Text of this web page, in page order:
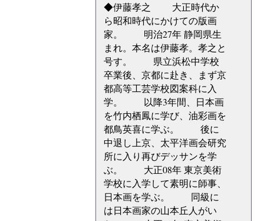
◆伊藤孝之 大正時代か
ら昭和時代にかけての版画
家。 明治27年 静岡県生
まれ。本名は伊藤孝。孝之と
号す。 県立浜松中学校
卒業後、京都に赴き、まず京
都高等工芸学校図案科に入
学。 以降3年間、日本画
を竹内栖鳳に学び、油彩画を
都鳥英喜に学ぶ。 後に
中退し上京、太平洋画会研究
所に入り再びデッサンを学
ぶ。 大正08年 東京美術
学校に入学して素明に師事、
日本画を学ぶ。 同級に
は日本画家の山本丘人がい